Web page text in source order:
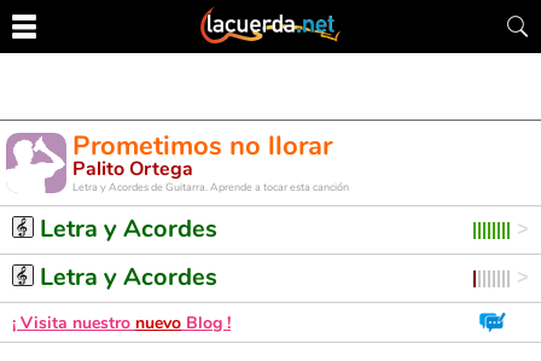
Prometimos no llorar
Palito Ortega
Letra y Acordes de Guitarra. Aprende a tocar esta canción
Letra y Acordes
Letra y Acordes
¡ Visita nuestro nuevo Blog !